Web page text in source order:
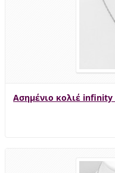
Ασημένιο κολιέ infinity